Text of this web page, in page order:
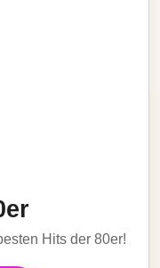
Hits der 80er!